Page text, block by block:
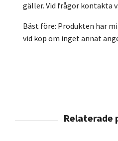
gäller. Vid frågor kontakta
Bäst före: Produkten har
vid köp om inget annat